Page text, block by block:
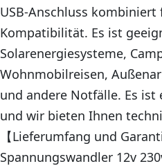
USB-Anschluss kombiniert
Kompatibilität. Es ist
Solarenergiesysteme,
Wohnmobilreisen,
und andere Notfälle. Es
und wir bieten Ihnen
【Lieferumfang und
Spannungswandler 12v